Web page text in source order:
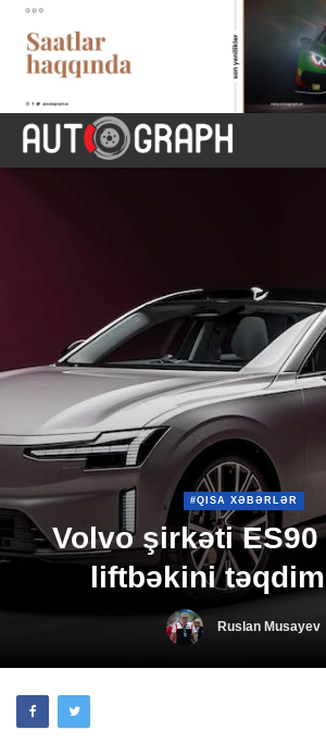
#QISA XƏBƏRLƏR
Volvo şirkəti
liftbəkini
Ruslan Musayev